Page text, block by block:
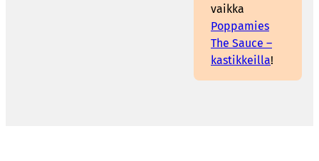
vaikka
Poppamies
The Sauce –
kastikkeilla!